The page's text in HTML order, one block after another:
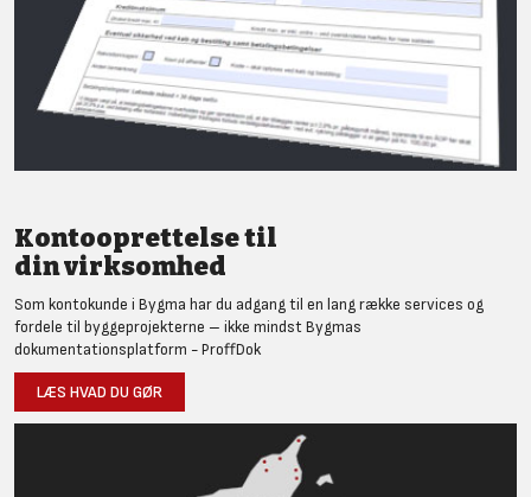
Kontooprettelse til
din virksomhed
Som kontokunde i Bygma har du adgang til en lang række services og
fordele til byggeprojekterne – ikke mindst Bygmas
dokumentationsplatform - ProffDok
LÆS HVAD DU GØR